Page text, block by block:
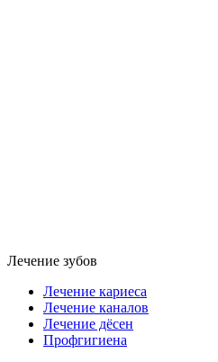
Лечение зубов
Лечение кариеса
Лечение каналов
Лечение дёсен
Профгигиена